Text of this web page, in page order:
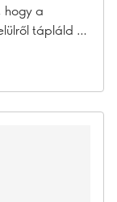
hogy a
tápláld a